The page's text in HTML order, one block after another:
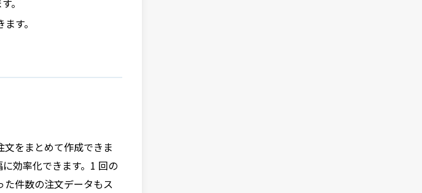
す。
をまとめて作成できま
効率化できます。1 回の
件数の注文データもス